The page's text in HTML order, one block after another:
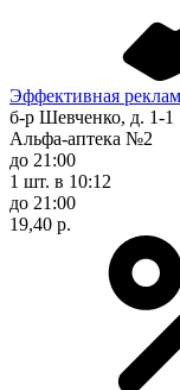
Эффективная
б-р Шевченко, д. 1-1
Альфа-аптека №2
до 21:00
1 шт. в 10:12
до 21:00
19,40 р.